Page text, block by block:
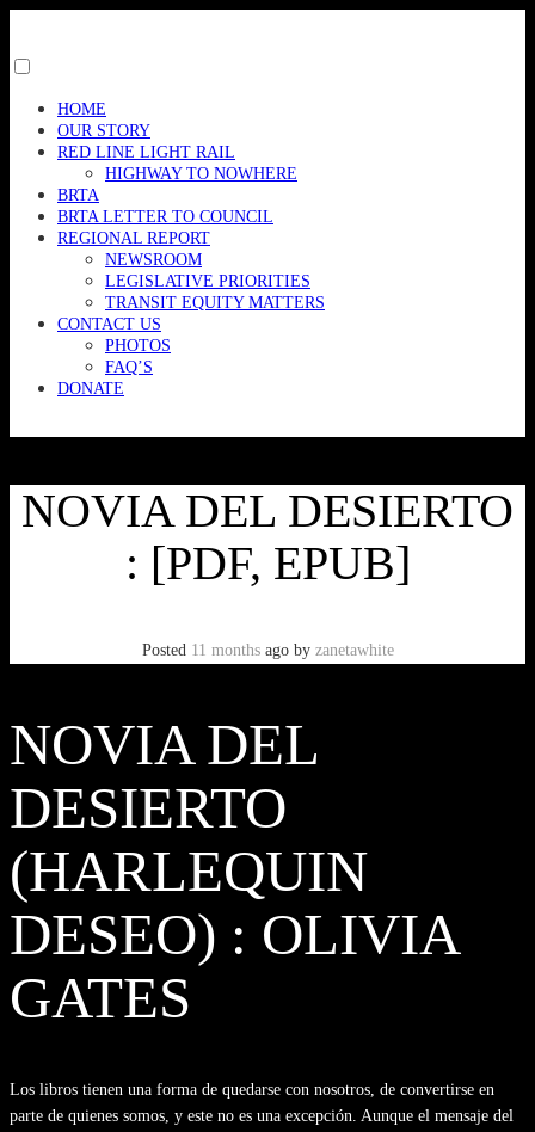
content
menu
visibility.
HOME
OUR STORY
RED LINE LIGHT RAIL
HIGHWAY TO NOWHERE
BRTA
BRTA LETTER TO COUNCIL
REGIONAL REPORT
NEWSROOM
LEGISLATIVE PRIORITIES
TRANSIT EQUITY MATTERS
CONTACT US
PHOTOS
FAQ’S
DONATE
NOVIA DEL DESIERTO
: [PDF, EPUB]
Posted 11 monthsago by zanetawhite
NOVIA DEL
DESIERTO
(HARLEQUIN
DESEO) : OLIVIA
GATES
Los libros tienen una forma de quedarse con nosotros, de convertirse en
parte de quienes somos, y este no es una excepción. Aunque el mensaje del